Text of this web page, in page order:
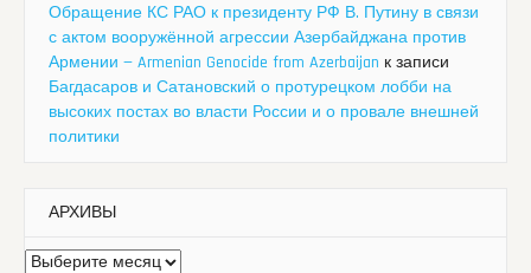
Обращение КС РАО к президенту РФ В. Путину в связи
с актом вооружённой агрессии Азербайджана против
Армении — Armenian Genocide from Azerbaijan к записи
Багдасаров и Сатановский о протурецком лобби на
высоких постах во власти России и о провале внешней
политики
АРХИВЫ
Архивы